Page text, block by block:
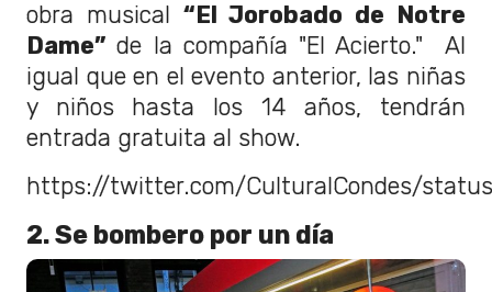
obra musical “El Jorobado de Notre
Dame” de la compañía "El Acierto." Al
igual que en el evento anterior, las niñas
y niños hasta los 14 años, tendrán
entrada gratuita al show.
https://twitter.com/CulturalCondes/
2. Se bombero por un día